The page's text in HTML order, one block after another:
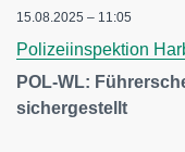
15.08.2025 – 11:05
Polizeiinspektion
POL-WL:
sichergestellt